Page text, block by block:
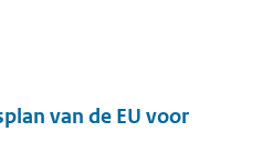
van de EU voor